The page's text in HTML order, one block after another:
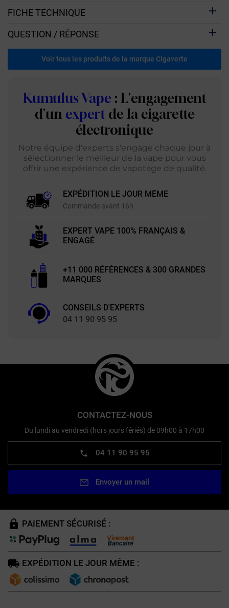
FICHE TECHNIQUE
QUESTION / RÉPONSE
Voir tous les produits de la marque Cigaverte
Kumulus Vape : L'engagement
d'un expert de la cigarette
électronique
Notre équipe d'experts s'engage chaque jour à
sélectionner le meilleur de la vape pour vous
offrir une expérience de vapotage de qualité.
EXPÉDITION LE JOUR MÊME
Commande avant 16h
EXPERT VAPE 100% FRANÇAIS &
ENGAGÉ
+11 000 RÉFÉRENCES & 300 GRANDES
MARQUES
CONSEILS D'EXPERTS
04 11 90 95 95
CONTACTEZ-NOUS
Du lundi au vendredi (hors jours fériés) de 09h00 à 17h00
04 11 90 95 95
Envoyer un mail
PAIEMENT SÉCURISÉ :
EXPÉDITION LE JOUR MÊME :